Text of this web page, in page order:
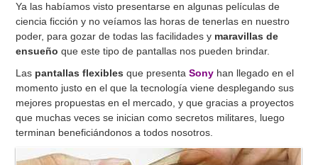
Ya las habíamos visto presentarse en algunas películas de
ciencia ficción y no veíamos las horas de tenerlas en nuestro
poder, para gozar de todas las facilidades y maravillas de
ensueño que este tipo de pantallas nos pueden brindar.
Las pantallas flexibles que presentaSony han llegado en el
momento justo en el que la tecnología viene desplegando sus
mejores propuestas en el mercado, y que gracias a proyectos
que muchas veces se inician como secretos militares, luego
terminan beneficiándonos a todos nosotros.